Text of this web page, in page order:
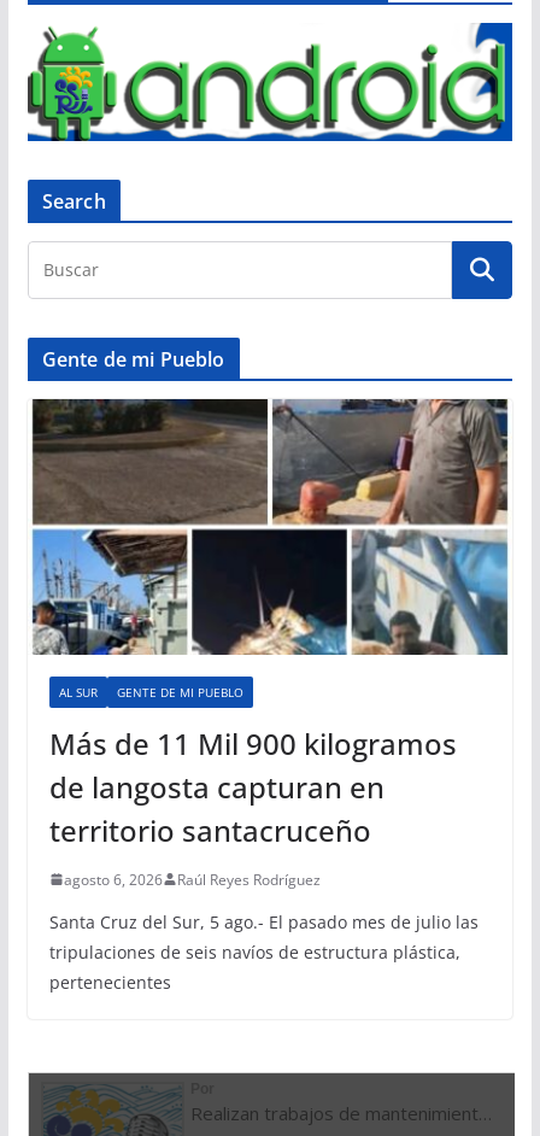
Search
Gente de mi Pueblo
AL SUR GENTE DE MI PUEBLO
Más de 11 Mil 900 kilogramos
de langosta capturan en
territorio santacruceño
agosto 6, 2026 Raúl Reyes Rodríguez
Santa Cruz del Sur, 5 ago.- El pasado mes de julio las
tripulaciones de seis navíos de estructura plástica,
pertenecientes